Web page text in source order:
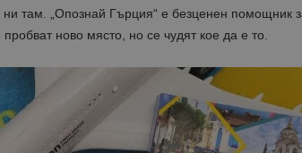
там.
„Опознай Гърция“ е безценен помощник з
ново място, но се чудят кое да е то.